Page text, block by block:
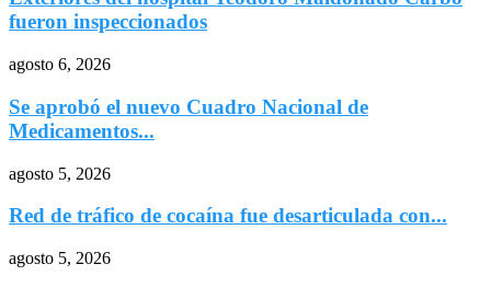
fueron inspeccionados
agosto 6, 2026
Se aprobó el nuevo Cuadro Nacional de
Medicamentos...
agosto 5, 2026
Red de tráfico de cocaína fue desarticulada con...
agosto 5, 2026